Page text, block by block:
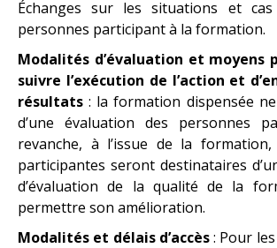
Échanges sur les situations et
personnes participant à la formation.
Modalités d’évaluation et moyens
suivre l’exécution de l’action et
résultats : la formation dispensée
d’une évaluation des personnes
revanche, à l’issue de la
participantes seront destinataires
d’évaluation de la qualité de la
permettre son amélioration.
Modalités et délais d’accès: Pour